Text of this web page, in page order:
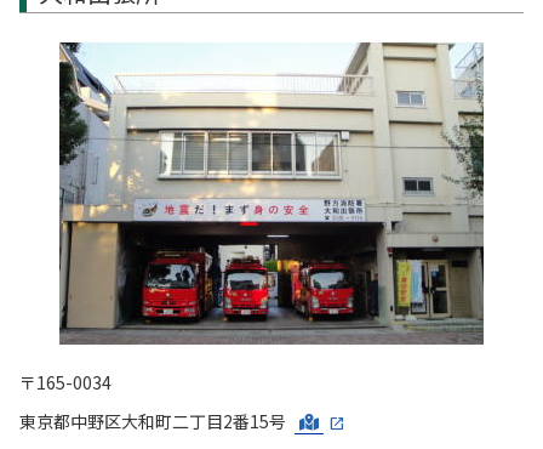
〒165-0034
東京都中野区大和町二丁目2番15号